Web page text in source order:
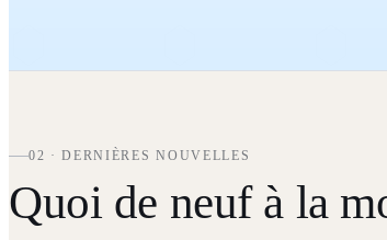
02 · DERNIÈRES NOUVELLES
Quoi de neuf à la